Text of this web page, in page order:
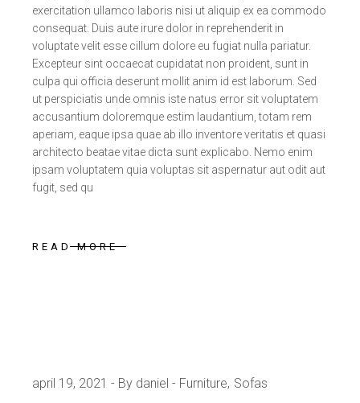
exercitation ullamco laboris nisi ut aliquip ex ea commodo
consequat. Duis aute irure dolor in reprehenderit in
voluptate velit esse cillum dolore eu fugiat nulla pariatur.
Excepteur sint occaecat cupidatat non proident, sunt in
culpa qui officia deserunt mollit anim id est laborum. Sed
ut perspiciatis unde omnis iste natus error sit voluptatem
accusantium doloremque estim laudantium, totam rem
aperiam, eaque ipsa quae ab illo inventore veritatis et quasi
architecto beatae vitae dicta sunt explicabo. Nemo enim
ipsam voluptatem quia voluptas sit aspernatur aut odit aut
fugit, sed qu
READ MORE
april 19, 2021 By daniel Furniture Sofas